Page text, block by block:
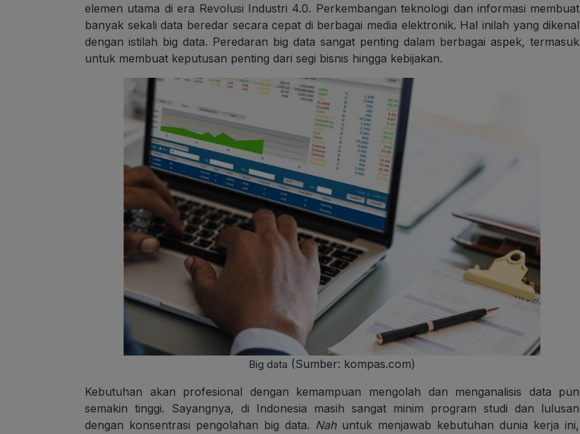
elemen utama di era Revolusi Industri 4.0. Perkembangan teknologi dan informasi membuat
banyak sekali data beredar secara cepat di berbagai media elektronik. Hal inilah yang dikenal
dengan istilah big data. Peredaran big data sangat penting dalam berbagai aspek, termasuk
untuk membuat keputusan penting dari segi bisnis hingga kebijakan.
Big data (Sumber: kompas.com)
Kebutuhan akan profesional dengan kemampuan mengolah dan menganalisis data pun
semakin tinggi. Sayangnya, di Indonesia masih sangat minim program studi dan lulusan
dengan konsentrasi pengolahan big data. Nahuntuk menjawab kebutuhan dunia kerja ini,